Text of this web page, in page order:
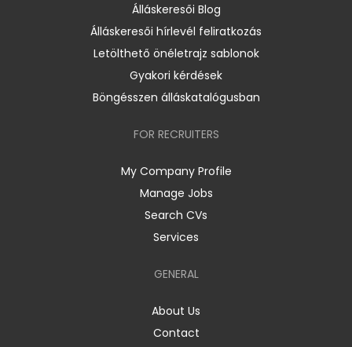
Álláskeresői Blog
Álláskeresői hírlevél feliratkozás
Letölthető önéletrajz sablonok
Gyakori kérdések
Böngésszen álláskatalógusban
FOR RECRUITERS
My Company Profile
Manage Jobs
Search CVs
Services
GENERAL
About Us
Contact